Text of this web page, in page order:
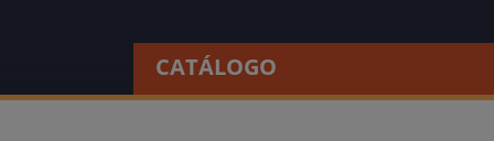
CATÁLOGO